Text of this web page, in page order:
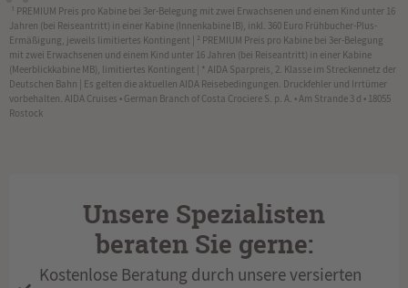
¹ PREMIUM Preis pro Kabine bei 3er-Belegung mit zwei Erwachsenen und einem Kind unter 16
Jahren (bei Reiseantritt) in einer Kabine (Innenkabine IB), inkl. 360 Euro Frühbucher-Plus-
Ermäßigung, jeweils limitiertes Kontingent | ² PREMIUM Preis pro Kabine bei 3er-Belegung
mit zwei Erwachsenen und einem Kind unter 16 Jahren (bei Reiseantritt) in einer Kabine
(Meerblickkabine MB), limitiertes Kontingent | * AIDA Sparpreis, 2. Klasse im Streckennetz der
Deutschen Bahn | Es gelten die aktuellen AIDA Reisebedingungen. Druckfehler und Irrtümer
vorbehalten. AIDA Cruises • German Branch of Costa Crociere S. p. A. • Am Strande 3 d • 18055
Rostock
Unsere Spezialisten
beraten Sie gerne:
Kostenlose Beratung durch unsere versierten